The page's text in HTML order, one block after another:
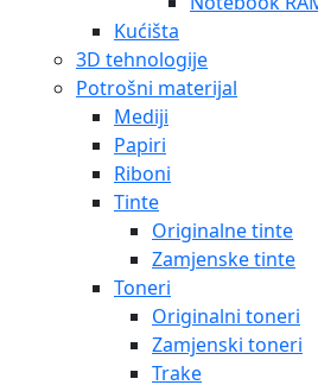
Kućišta
3D tehnologije
Potrošni materijal
Mediji
Papiri
Riboni
Tinte
Originalne tinte
Zamjenske tinte
Toneri
Originalni toneri
Zamjenski toneri
Trake